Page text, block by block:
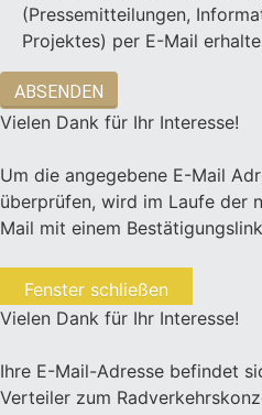
(Pressemitteilungen,
Projektes) per E-Mail
ABSENDEN
Vielen Dank für Ihr Interesse!
Um die angegebene E-Mail
überprüfen, wird im Laufe der
Mail mit einem
Fenster schließen
Vielen Dank für Ihr Interesse!
Ihre E-Mail-Adresse befindet
Verteiler zum